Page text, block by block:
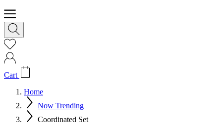
Cart
Home
Now Trending
Coordinated Set